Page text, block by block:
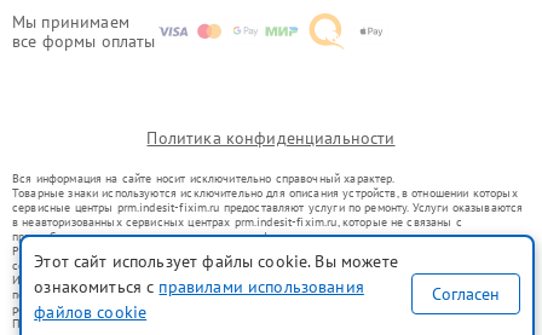
Мы принимаем
все формы оплаты
Политика конфиденциальности
Вся информация на сайте носит исключительно справочный характер.
Товарные знаки используются исключительно для описания устройств, в отношении которых
сервисные центры prm.indesit-fixim.ru предоставляют услуги по ремонту. Услуги оказываются
в неавторизованных сервисных центрах prm.indesit-fixim.ru, которые не связаны с
правообладателями товарных знаков или их официальными представителями.
Ремонт осуществляется для устройств, уже введенных в гражданский оборот в соответствии
со статьей 1487 ГК РФ.
Использование товарных знаков не преследует цели индивидуализации услуг или введения
потребителей в заблуждение, а служит для информирования о предоставляемых услугах по
ремонту техники указанных брендов.
Представленная на сайте информация не является публичной офертой, определяемой
Этот сайт использует файлы cookie. Вы можете
ознакомиться с правилами использования
файлов cookie
Согласен